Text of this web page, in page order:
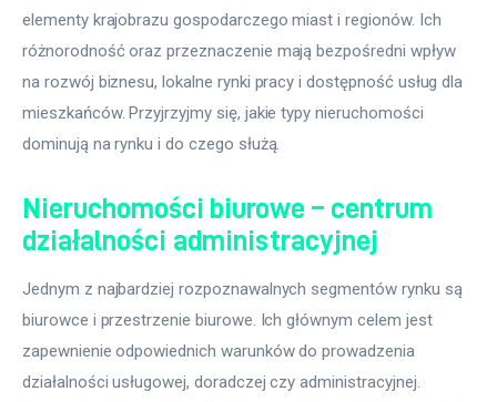
elementy krajobrazu gospodarczego miast i regionów. Ich
różnorodność oraz przeznaczenie mają bezpośredni wpływ
na rozwój biznesu, lokalne rynki pracy i dostępność usług dla
mieszkańców. Przyjrzyjmy się, jakie typy nieruchomości
dominują na rynku i do czego służą.
Nieruchomości biurowe – centrum
działalności administracyjnej
Jednym z najbardziej rozpoznawalnych segmentów rynku są
biurowce i przestrzenie biurowe. Ich głównym celem jest
zapewnienie odpowiednich warunków do prowadzenia
działalności usługowej, doradczej czy administracyjnej.